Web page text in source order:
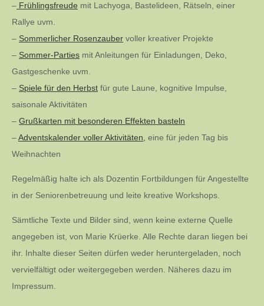
– Frühlingsfreude mit Lachyoga, Bastelideen, Rätseln, einer
Rallye uvm.
– Sommerlicher Rosenzauber voller kreativer Projekte
– Sommer-Parties mit Anleitungen für Einladungen, Deko,
Gastgeschenke uvm.
– Spiele für den Herbst für gute Laune, kognitive Impulse,
saisonale Aktivitäten
– Grußkarten mit besonderen Effekten basteln
–Adventskalender voller Aktivitäten, eine für jeden Tag bis
Weihnachten
Regelmäßig halte ich als Dozentin Fortbildungen für Angestellte
in der Seniorenbetreuung und leite kreative Workshops.
Sämtliche Texte und Bilder sind, wenn keine externe Quelle
angegeben ist, von Marie Krüerke. Alle Rechte daran liegen bei
ihr. Inhalte dieser Seiten dürfen weder heruntergeladen, noch
vervielfältigt oder weitergegeben werden. Näheres dazu im
Impressum.